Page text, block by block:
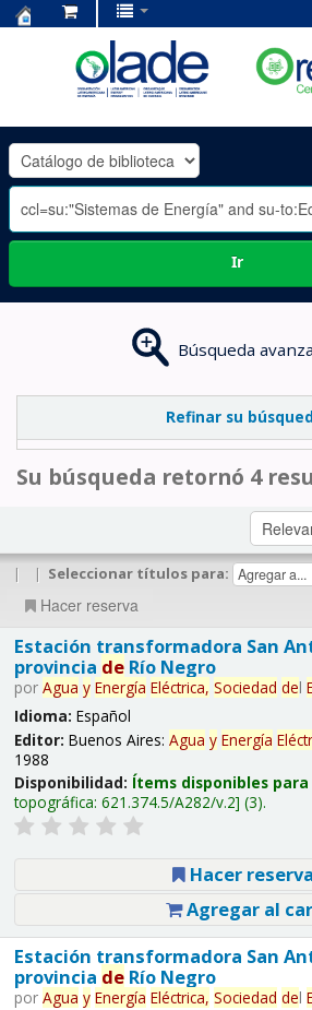
OLADE
-
Ir
Búsqueda
Refinar su
Su búsqueda retornó 4
| | Seleccionar títulos para:
Hacer reserva
Estación transformadora San
provincia deRío Negro
por Agua y Energía Eléctrica, Sociedad del
Idioma: Español
Editor: Buenos Aires: Agua y Energía
1988
Disponibilidad: Ítems disponibles
topográfica: 621.374.5/A282/v.2 (3).
Hacer reserva
Agregar al
Estación transformadora San
provincia deRío Negro
por Agua y Energía Eléctrica, Sociedad del